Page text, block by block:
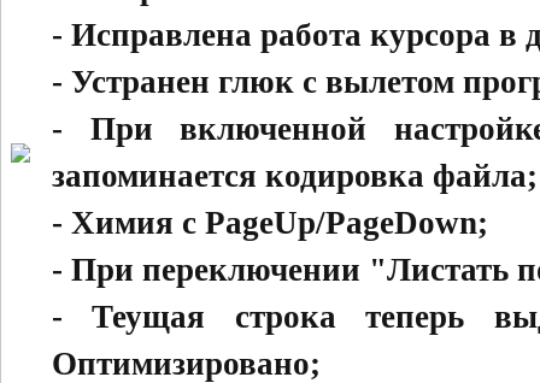
- Исправлена работа курсора в
- Устранен глюк с вылетом
- При включенной
запоминается кодировка файла;
- Химия с PageUp/PageDown;
- При переключении "Листать
- Теущая строка теперь
Оптимизировано;